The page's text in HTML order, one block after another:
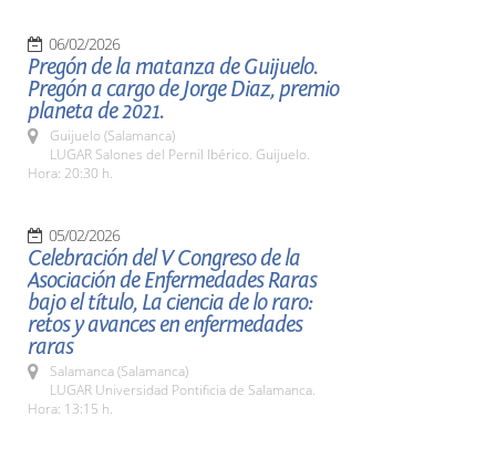
06/02/2026
Pregón de la matanza de Guijuelo.
Pregón a cargo de Jorge Diaz, premio
planeta de 2021.
Guijuelo (Salamanca)
LUGAR Salones del Pernil Ibérico. Guijuelo.
Hora: 20:30 h.
05/02/2026
Celebración del V Congreso de la
Asociación de Enfermedades Raras
bajo el título, La ciencia de lo raro:
retos y avances en enfermedades
raras
Salamanca (Salamanca)
LUGAR Universidad Pontificia de Salamanca.
Hora: 13:15 h.